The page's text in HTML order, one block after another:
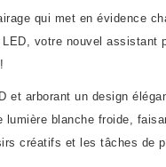
qui met en évidence
votre nouvel assistant
et arborant un design
lumière blanche froide,
créatifs et les tâches de